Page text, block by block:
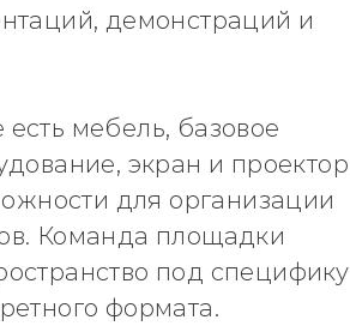
демонстраций и
мебель, базовое
экран и проектор
для организации
Команда площадки
под специфику
формата.